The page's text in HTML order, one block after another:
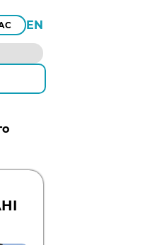
EN